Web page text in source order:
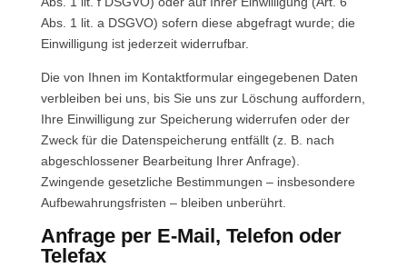
Abs. 1 lit. a DSGVO) sofern diese abgefragt wurde; die
Einwilligung ist jederzeit widerrufbar.
Die von Ihnen im Kontaktformular eingegebenen Daten
verbleiben bei uns, bis Sie uns zur Löschung auffordern,
Ihre Einwilligung zur Speicherung widerrufen oder der
Zweck für die Datenspeicherung entfällt (z. B. nach
abgeschlossener Bearbeitung Ihrer Anfrage).
Zwingende gesetzliche Bestimmungen – insbesondere
Aufbewahrungsfristen – bleiben unberührt.
Anfrage per E-Mail, Telefon oder
Telefax